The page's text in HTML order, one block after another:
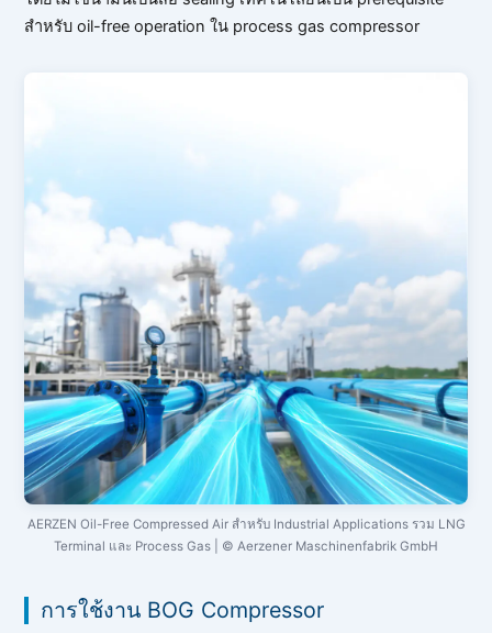
สำหรับ oil-free operation ใน process gas compressor
AERZEN Oil-Free Compressed Air สำหรับ Industrial Applications รวม LNG
Terminal และ Process Gas | © Aerzener Maschinenfabrik GmbH
การใช้งาน BOG Compressor